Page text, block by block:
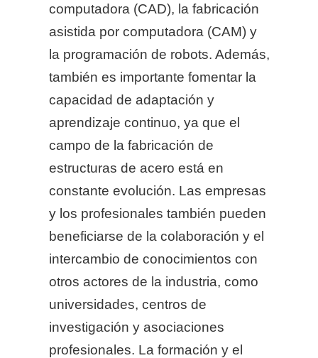
computadora (CAD), la fabricación
asistida por computadora (CAM) y
la programación de robots. Además,
también es importante fomentar la
capacidad de adaptación y
aprendizaje continuo, ya que el
campo de la fabricación de
estructuras de acero está en
constante evolución. Las empresas
y los profesionales también pueden
beneficiarse de la colaboración y el
intercambio de conocimientos con
otros actores de la industria, como
universidades, centros de
investigación y asociaciones
profesionales. La formación y el